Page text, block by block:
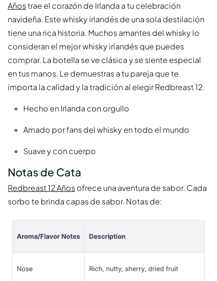
Añostrae el corazón de Irlanda a tu celebración
navideña. Este whisky irlandés de una sola destilación
tiene una rica historia. Muchos amantes del whisky lo
consideran el mejor whisky irlandés que puedes
comprar. La botella se ve clásica y se siente especial
en tus manos. Le demuestras a tu pareja que te
importa la calidad y la tradición al elegir Redbreast 12.
Hecho en Irlanda con orgullo
Amado por fans del whisky en todo el mundo
Suave y con cuerpo
Notas de Cata
Redbreast 12 Añosofrece una aventura de sabor. Cada
sorbo te brinda capas de sabor. Notas de: